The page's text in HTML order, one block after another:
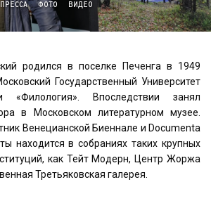
ПРЕССА ФОТО ВИДЕО
родился в поселке Печенга в 1949
Государственный Университет
«Филология». Впоследствии занял
в Московском литературном музее.
Венецианской Биеннале и Documenta
находится в собраниях таких крупных
как Тейт Модерн, Центр Жоржа
Третьяковская галерея.